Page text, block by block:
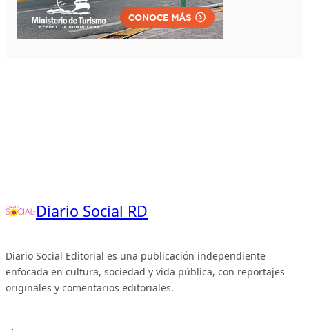
Diario Social RD
Diario Social Editorial es una publicación independiente
enfocada en cultura, sociedad y vida pública, con reportajes
originales y comentarios editoriales.